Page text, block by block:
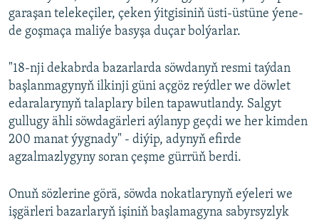
garaşan telekeçiler, çeken ýitgisiniň üsti-üstüne ýene-
de goşmaça maliýe basyşa duçar bolýarlar.
"18-nji dekabrda bazarlarda söwdanyň resmi taýdan
başlanmagynyň ilkinji güni açgöz reýdler we döwlet
edaralarynyň talaplary bilen tapawutlandy. Salgyt
gullugy ähli söwdagärleri aýlanyp geçdi we her kimden
200 manat ýygnady" - diýip, adynyň efirde
agzalmazlygyny soran çeşme gürrüň berdi.
Onuň sözlerine görä, söwda nokatlarynyň eýeleri we
işgärleri bazarlaryň işiniň başlamagyna sabyrsyzlyk